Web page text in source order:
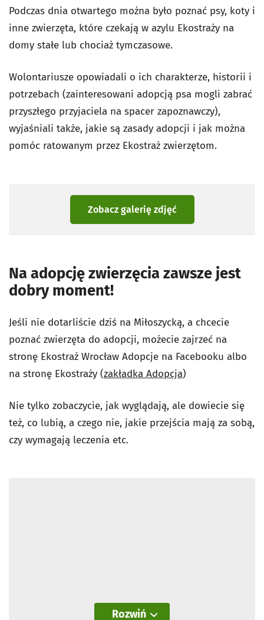
Podczas dnia otwartego można było poznać psy, koty i
inne zwierzęta, które czekają w azylu Ekostraży na
domy stałe lub chociaż tymczasowe.
Wolontariusze opowiadali o ich charakterze, historii i
potrzebach (zainteresowani adopcją psa mogli zabrać
przyszłego przyjaciela na spacer zapoznawczy),
wyjaśniali także, jakie są zasady adopcji i jak można
pomóc ratowanym przez Ekostraż zwierzętom.
Zobacz galerię zdjęć
Na adopcję zwierzęcia zawsze jest
dobry moment!
Jeśli nie dotarliście dziś na Miłoszycką, a chcecie
poznać zwierzęta do adopcji, możecie zajrzeć na
stronę Ekostraż Wrocław Adopcje na Facebooku albo
na stronę Ekostraży (zakładka Adopcja)
Nie tylko zobaczycie, jak wyglądają, ale dowiecie się
też, co lubią, a czego nie, jakie przejścia mają za sobą,
czy wymagają leczenia etc.
Rozwiń